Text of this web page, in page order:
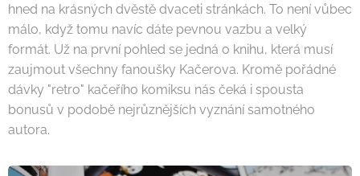
hned na krásných dvěstě dvaceti stránkách. To není vůbec
málo, když tomu navíc dáte pevnou vazbu a velký
formát. Už na první pohled se jedná o knihu, která musí
zaujmout všechny fanoušky Kačerova. Kromě pořádné
dávky "retro" kačeřího komiksu nás čeká i spousta
bonusů v podobě nejrůznějších vyznání samotného
autora.